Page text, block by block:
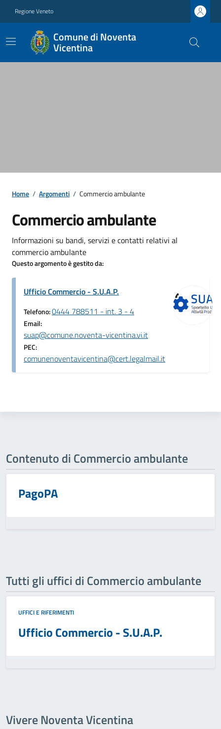
Regione Veneto
Comune di Noventa
Vicentina
Home / Argomenti / Commercio ambulante
Commercio ambulante
Informazioni su bandi, servizi e contatti relativi al
commercio ambulante
Questo argomento è gestito da:
Ufficio Commercio - S.U.A.P.
Telefono:0444 788511 - int. 3 - 4
Email:
suap@comune.noventa-vicentina.vi.it
PEC:
comunenoventavicentina@cert.legalmail.it
Contenuto di Commercio ambulante
PagoPA
Tutti gli uffici di Commercio ambulante
UFFICI E RIFERIMENTI
Ufficio Commercio - S.U.A.P.
Vivere Noventa Vicentina